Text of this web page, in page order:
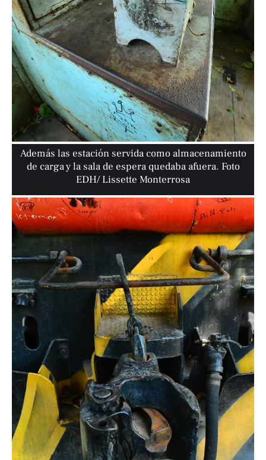
Además las estación servida como almacenamiento
de carga y la sala de espera quedaba afuera. Foto
EDH/ Lissette Monterrosa